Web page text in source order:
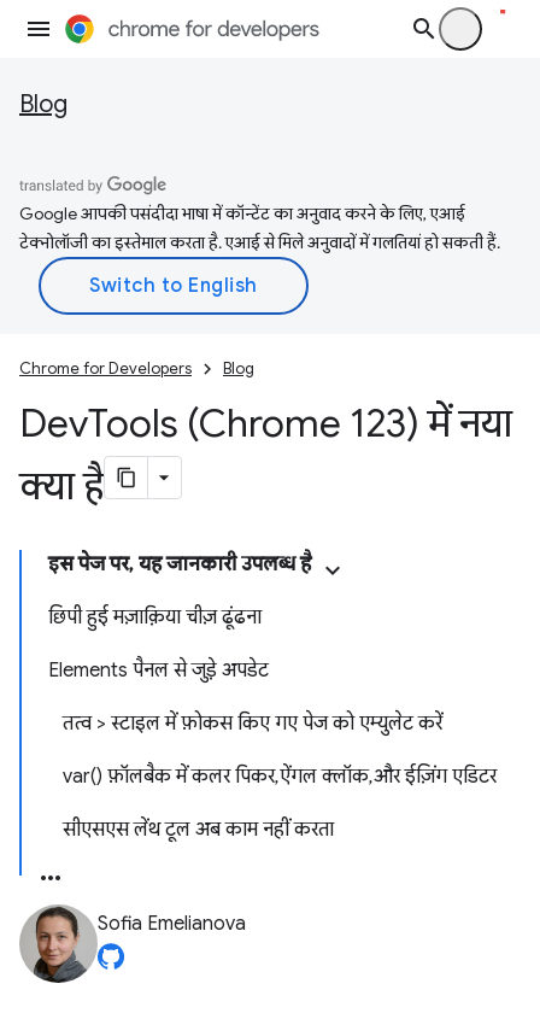
Blog
Google आपकी पसंदीदा भाषा में कॉन्टेंट का अनुवाद करने के लिए, एआई
टेक्नोलॉजी का इस्तेमाल करता है. एआई से मिले अनुवादों में गलतियां हो सकती हैं.
Chrome for Developers Blog
DevTools (Chrome 123) में नया
क्या है
इस पेज पर, यह जानकारी उपलब्ध है
छिपी हुई मज़ाक़िया चीज़ ढूंढना
Elements पैनल से जुड़े अपडेट
तत्व > स्टाइल में फ़ोकस किए गए पेज को एम्युलेट करें
var() फ़ॉलबैक में कलर पिकर, ऐंगल क्लॉक, और ईज़िंग एडिटर
सीएसएस लेंथ टूल अब काम नहीं करता
Sofia Emelianova